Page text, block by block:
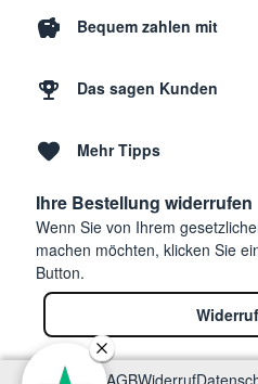
Bequem zahlen mit
Das sagen Kunden
Mehr Tipps
Ihre Bestellung widerrufen
Wenn Sie von Ihrem
machen möchten, klicken Sie
Button.
ImpressumAGBWiderruf